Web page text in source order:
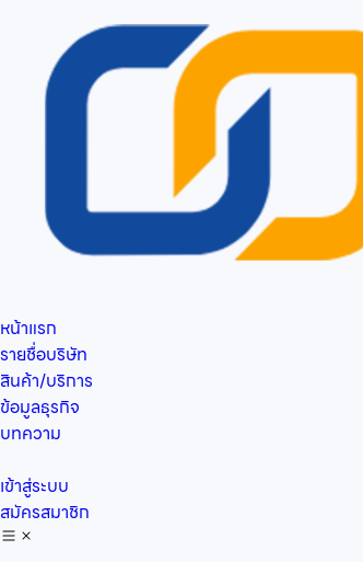
หน้าแรก
รายชื่อบริษัท
สินค้า/บริการ
ข้อมูลธุรกิจ
บทความ
เข้าสู่ระบบ
สมัครสมาชิก